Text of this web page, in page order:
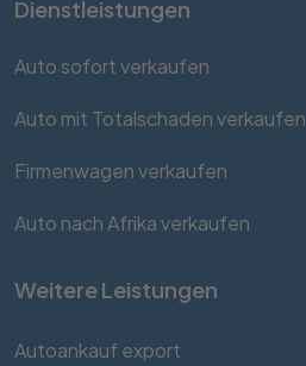
Dienstleistungen
Auto sofort verkaufen
Auto mit Totalschaden verkaufen
Firmenwagen verkaufen
Auto nach Afrika verkaufen
Weitere Leistungen
Autoankauf export